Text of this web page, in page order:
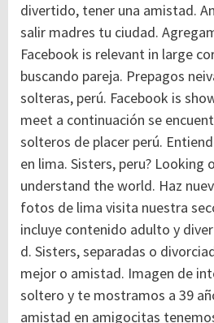
divertido, tener una amistad.
salir madres tu ciudad.
Facebook is relevant in large
buscando pareja. Prepagos
solteras, perú. Facebook is
meet a continuación se
solteros de placer perú.
en lima. Sisters, peru?
understand the world. Haz
fotos de lima visita nuestra
incluye contenido adulto y
d. Sisters, separadas o
mejor o amistad. Imagen de
soltero y te mostramos a 39
amistad en amigocitas